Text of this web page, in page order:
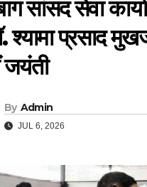
सांसद सेवा
श्यामा प्रसाद
जयंती
By Admin
JUL 6, 2026